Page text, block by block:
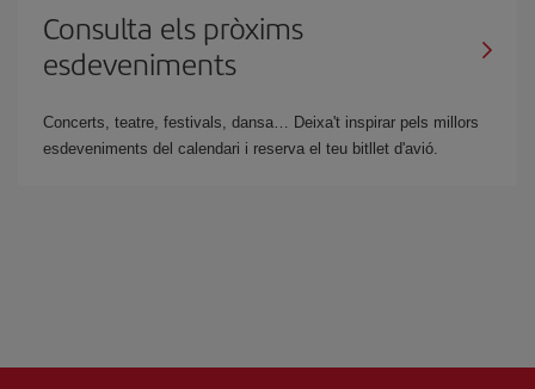
Consulta els pròxims
esdeveniments
Concerts, teatre, festivals, dansa… Deixa't inspirar pels millors
esdeveniments del calendari i reserva el teu bitllet d'avió.